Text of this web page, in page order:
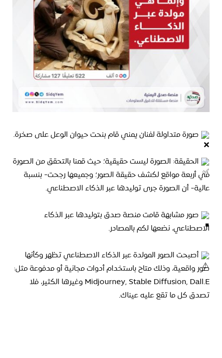
صورة متداولة لفنان يمني قام بنحت حيوان الوعلعلى صخرة.
الحقيقة: الصورة ليست حقيقية؛ حيث قمنا بالتحقق من الصورة
في أربعة مواقع لكشف حقيقة الصور؛ وجميعها رجحت- بنسبة
عالية- أن الصورة جرى توليدها عبر الذكاء الاصطناعي.
صور مشابهة قامت منصة صدق بتوليدها عبر الذكاء
الاصطناعي، نضعها لكم بالمصادر.
أصبحت الصور المولدة عبر الذكاء الاصطناعيتظهر وكأنها
صور واقعية، وذلك متاح باستخدام أدوات مجانية أو مدفوعة مثل:
Midjourney, Stable Diffusion, Dall.E وغيرها الكثير، فلا
تصدق كل ما تقع عليه عيناك.